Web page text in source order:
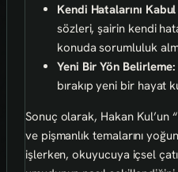
Kendi Hatalarını
sözleri, şairin kendi
konuda sorumluluk
Yeni Bir Yön Belirleme:
bırakıp yeni bir hayat
Sonuç olarak, Hakan Kul’un
ve pişmanlık temalarını
işlerken, okuyucuya içsel